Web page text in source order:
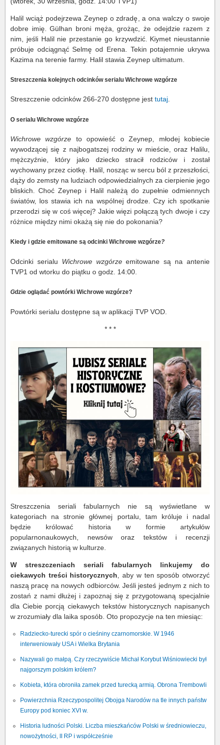
Halil wciąż podejrzewa Zeynep o zdradę, a ona walczy o swoje
dobre imię. Gülhan broni męża, grożąc, że odejdzie razem z
nim, jeśli Halil nie przestanie go krzywdzić. Kiymet nieustannie
próbuje odciągnąć Selmę od Erena. Tekin potajemnie ukrywa
Kazima na terenie farmy. Halil stawia Zeynep ultimatum.
Streszczenia kolejnych odcinków serialu Wichrowe wzgórze
Streszczenie odcinków 266-270 dostępne jest tutaj.
O serialu Wichrowe wzgórze
Wichrowe wzgórze to opowieść o Zeynep, młodej kobiecie
wywodzącej się z najbogatszej rodziny w mieście, oraz Halilu,
mężczyźnie, który jako dziecko stracił rodziców i został
wychowany przez ciotkę. Halil, nosząc w sercu ból z przeszłości,
dąży do zemsty na ludziach odpowiedzialnych za cierpienie jego
bliskich. Choć Zeynep i Halil należą do zupełnie odmiennych
światów, los stawia ich na wspólnej drodze. Czy ich spotkanie
przerodzi się w coś więcej? Jakie więzi połączą tych dwoje i czy
różnice między nimi okażą się nie do pokonania?
Kiedy i gdzie emitowane są odcinki Wichrowe wzgórze?
Odcinki serialu Wichrowe wzgórzeemitowane są na antenie
TVP1 od wtorku do piątku o godz. 14:00.
Gdzie oglądać powtórki Wichrowe wzgórze?
Powtórki serialu dostępne są w aplikacji TVP VOD.
* * *
Streszczenia seriali fabularnych nie są wyświetlane w
kategoriach na stronie głównej portalu, tam króluje i nadal
będzie królować historia w formie artykułów
popularnonaukowych, newsów oraz tekstów i recenzji
związanych historią w kulturze.
W streszczeniach seriali fabularnych linkujemy do
ciekawych treści historycznych , aby w ten sposób otworzyć
naszą pracę na nowych odbiorców. Jeśli jesteś jednym z nich to
zostań z nami dłużej i zapoznaj się z przygotowaną specjalnie
dla Ciebie porcją ciekawych tekstów historycznych napisanych
w zrozumiały dla laika sposób. Oto propozycje na ten miesiąc:
Radziecko-turecki spór o cieśniny czarnomorskie. W 1946
interweniowały USA i Wielka Brytania
Nazywali go małpą. Czy rzeczywiście Michał Korybut Wiśniowiecki był
najgorszym polskim królem?
Kobieta, która obroniła zamek przed turecką armią. Obrona Trembowli
Powierzchnia Rzeczypospolitej Obojga Narodów na tle innych państw
Europy pod koniec XVI w.
Historia ludności Polski. Liczba mieszkańców Polski w średniowieczu,
nowożytności, II RP i współcześnie